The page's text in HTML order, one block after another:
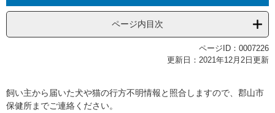
ページ内目次
ページID：0007226
更新日：2021年12月2日更新
飼い主から届いた犬や猫の行方不明情報と照合しますので、郡山市
保健所までご連絡ください。